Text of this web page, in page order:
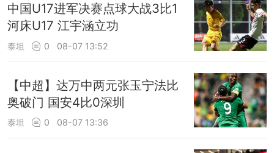
中国U17进军决赛点球大战3比1
河床U17 江宇涵立功
泰坦 0 08-07 13:52
【中超】达万中两元张玉宁法比
奥破门 国安4比0深圳
泰坦 0 08-07 13:36